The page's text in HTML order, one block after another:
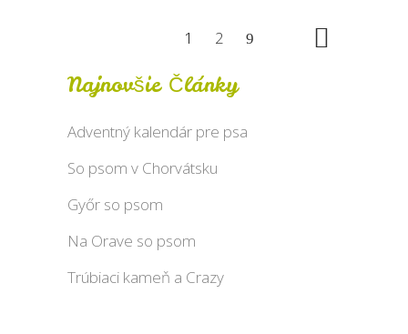
1 2
Najnovšie Články
Adventný kalendár pre psa
So psom v Chorvátsku
Győr so psom
Na Orave so psom
Trúbiaci kameň a Crazy